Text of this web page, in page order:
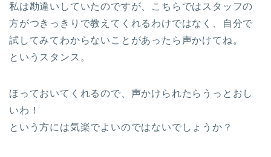
私は勘違いしていたのですが、こちらではスタッフの
方がつきっきりで教えてくれるわけではなく、自分で
試してみてわからないことがあったら声かけてね。
というスタンス。
ほっておいてくれるので、声かけられたらうっとおし
いわ！
という方には気楽でよいのではないでしょうか？